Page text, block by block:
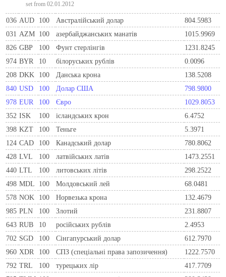
set from 02.01.2012
036 AUD 100 Австралійський долар
804.5983
031 AZM 100 азербайджанських манатів
1015.9969
826 GBP 100 Фунт стерлінгів
1231.8245
974 BYR 10 білоруських рублів
0.0096
208 DKK 100 Данська крона
138.5208
840 USD 100 Долар США
798.9800
978 EUR 100 Євро
1029.8053
352 ISK 100 ісландських крон
6.4752
398 KZT 100 Теньге
5.3971
124 CAD 100 Канадський долар
780.8062
428 LVL 100 латвійських латів
1473.2551
440 LTL 100 литовських літів
298.2522
498 MDL 100 Молдовський лей
68.0481
578 NOK 100 Норвезька крона
132.4679
985 PLN 100 Злотий
231.8807
643 RUB 10 російських рублів
2.4953
702 SGD 100 Сінгапурський долар
612.7970
960 XDR 100 СПЗ (спеціальні права запозичення)
1222.7570
792 TRL 100 турецьких лір
417.7709